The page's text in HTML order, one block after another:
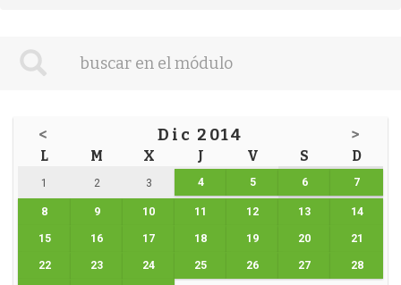
< Dic 2014 >
L M X J V S D
1 2 3 4 5 6 7
8 9 10 11 12 13 14
15 16 17 18 19 20 21
22 23 24 25 26 27 28